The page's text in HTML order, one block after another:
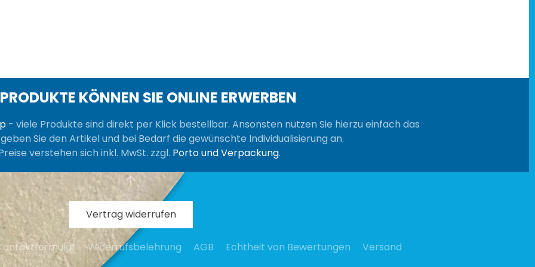
KÖNNEN SIE ONLINE ERWERBEN
- viele Produkte sind direkt per Klick bestellbar. Ansonsten nutzen Sie hierzu einfach das
Sie den Artikel und bei Bedarf die gewünschte Individualisierung an.
verstehen sich inkl. MwSt. zzgl. Porto und Verpackung.
Vertrag widerrufen
Widerrufsbelehrung AGB Echtheit von Bewertungen Versand